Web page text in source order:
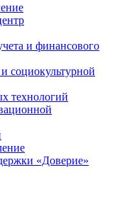
и финансового
социокультурной
технологий
«Доверие»